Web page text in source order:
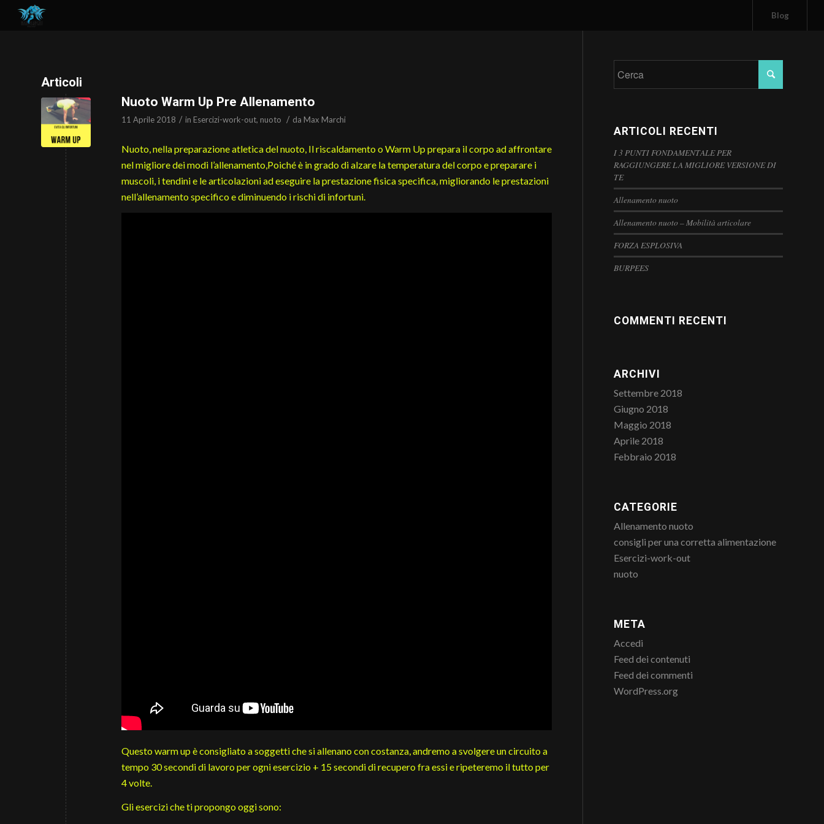
Blog
Articoli
Nuoto Warm Up Pre Allenamento
11 Aprile 2018 / in Esercizi-work-out, nuoto / da Max Marchi
Nuoto, nella preparazione atletica del nuoto, Il riscaldamento o Warm Up prepara il corpo ad affrontare
nel migliore dei modi l’allenamento,Poiché è in grado di alzare la temperatura del corpo e preparare i
muscoli, i tendini e le articolazioni ad eseguire la prestazione fisica specifica, migliorando le prestazioni
nell’allenamento specifico e diminuendo i rischi di infortuni.
Questo warm up è consigliato a soggetti che si allenano con costanza, andremo a svolgere un circuito a
tempo 30 secondi di lavoro per ogni esercizio + 15 secondi di recupero fra essi e ripeteremo il tutto per
4 volte.
Gli esercizi che ti propongo oggi sono:
ARTICOLI RECENTI
I 3 PUNTI FONDAMENTALE PER
RAGGIUNGERE LA MIGLIORE VERSIONE DI
TE
Allenamento nuoto
Allenamento nuoto – Mobilità articolare
FORZA ESPLOSIVA
BURPEES
COMMENTI RECENTI
ARCHIVI
Settembre 2018
Giugno 2018
Maggio 2018
Aprile 2018
Febbraio 2018
CATEGORIE
Allenamento nuoto
consigli per una corretta alimentazione
Esercizi-work-out
nuoto
META
Accedi
Feed dei contenuti
Feed dei commenti
WordPress.org